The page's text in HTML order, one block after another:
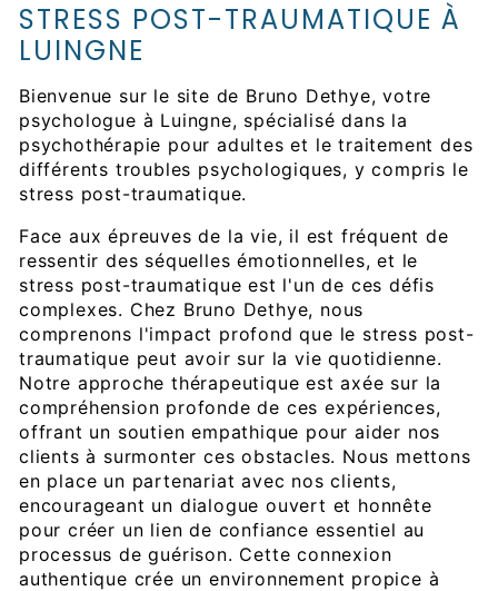
STRESS POST-TRAUMATIQUE À
LUINGNE
Bienvenue sur le site de Bruno Dethye, votre
psychologue à Luingne, spécialisé dans la
psychothérapie pour adultes et le traitement des
différents troubles psychologiques, y compris le
stress post-traumatique.
Face aux épreuves de la vie, il est fréquent de
ressentir des séquelles émotionnelles, et le
stress post-traumatique est l'un de ces défis
complexes. Chez Bruno Dethye, nous
comprenons l'impact profond que le stress post-
traumatique peut avoir sur la vie quotidienne.
Notre approche thérapeutique est axée sur la
compréhension profonde de ces expériences,
offrant un soutien empathique pour aider nos
clients à surmonter ces obstacles. Nous mettons
en place un partenariat avec nos clients,
encourageant un dialogue ouvert et honnête
pour créer un lien de confiance essentiel au
processus de guérison. Cette connexion
authentique crée un environnement propice à